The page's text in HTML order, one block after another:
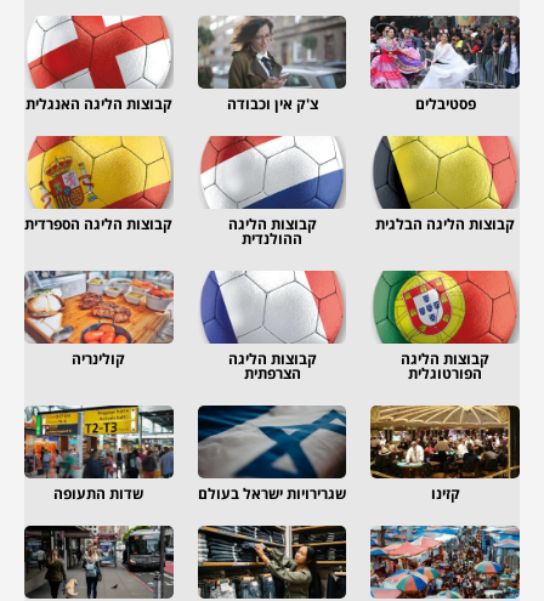
פסטיבלים צ'ק אין וכבודה קבוצות הליגה האנגלית
קבוצות הליגה הבלגית קבוצות הליגה
ההולנדית
קבוצות הליגה הספרדית
קבוצות הליגה
הפורטוגלית
קבוצות הליגה
הצרפתית
קולינריה
קזינו שגרירויות ישראל בעולם שדות התעופה